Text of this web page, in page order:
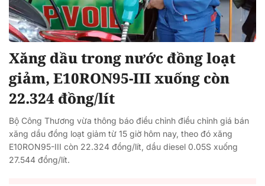
Xăng dầu trong nước đồng loạt
giảm, E10RON95-III xuống còn
22.324 đồng/lít
Bộ Công Thương vừa thông báo điều chỉnh điều chỉnh giá bán
xăng dầu đồng loạt giảm từ 15 giờ hôm nay, theo đó xăng
E10RON95-III còn 22.324 đồng/lít, dầu diesel 0.05S xuống
27.544 đồng/lít.